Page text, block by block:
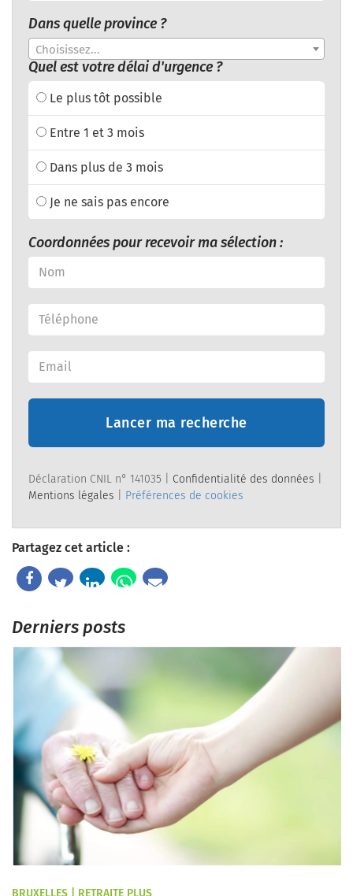
Dans quelle province ?
Choisissez...
Quel est votre délai d'urgence ?
Le plus tôt possible
Entre 1 et 3 mois
Dans plus de 3 mois
Je ne sais pas encore
Coordonnées pour recevoir ma sélection :
Lancer ma recherche
Déclaration CNIL n° 141035 | Confidentialité des données
Mentions légales
Préférences de cookies
Partagez cet article :
Derniers posts